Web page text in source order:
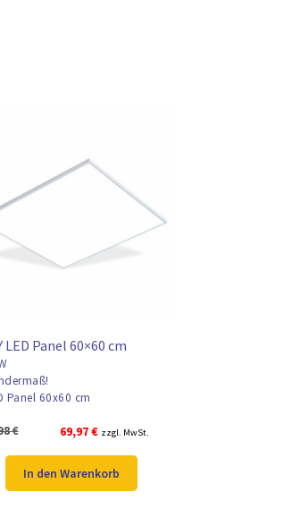
LED Panel 60×60 cm
Panel 60x60 cm
€
Ursprünglicher
war:
84,98 €
69,97€Aktueller
ist:
69,97 €.
zzgl. MwSt.
In den Warenkorb